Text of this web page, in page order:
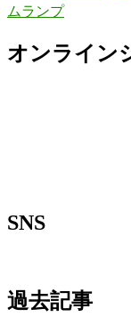
ムランプ
オンライン
SNS
過去記事